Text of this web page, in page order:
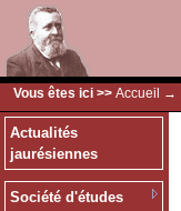
Vous êtes ici >> Accueil →
Actualités
jaurésiennes
Société d'études